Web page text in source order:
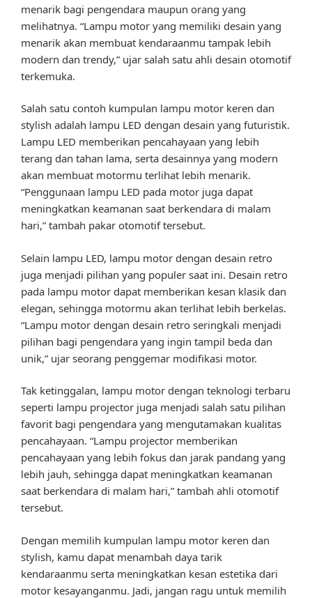
menarik bagi pengendara maupun orang yang
melihatnya. “Lampu motor yang memiliki desain yang
menarik akan membuat kendaraanmu tampak lebih
modern dan trendy,” ujar salah satu ahli desain otomotif
terkemuka.
Salah satu contoh kumpulan lampu motor keren dan
stylish adalah lampu LED dengan desain yang futuristik.
Lampu LED memberikan pencahayaan yang lebih
terang dan tahan lama, serta desainnya yang modern
akan membuat motormu terlihat lebih menarik.
“Penggunaan lampu LED pada motor juga dapat
meningkatkan keamanan saat berkendara di malam
hari,” tambah pakar otomotif tersebut.
Selain lampu LED, lampu motor dengan desain retro
juga menjadi pilihan yang populer saat ini. Desain retro
pada lampu motor dapat memberikan kesan klasik dan
elegan, sehingga motormu akan terlihat lebih berkelas.
“Lampu motor dengan desain retro seringkali menjadi
pilihan bagi pengendara yang ingin tampil beda dan
unik,” ujar seorang penggemar modifikasi motor.
Tak ketinggalan, lampu motor dengan teknologi terbaru
seperti lampu projector juga menjadi salah satu pilihan
favorit bagi pengendara yang mengutamakan kualitas
pencahayaan. “Lampu projector memberikan
pencahayaan yang lebih fokus dan jarak pandang yang
lebih jauh, sehingga dapat meningkatkan keamanan
saat berkendara di malam hari,” tambah ahli otomotif
tersebut.
Dengan memilih kumpulan lampu motor keren dan
stylish, kamu dapat menambah daya tarik
kendaraanmu serta meningkatkan kesan estetika dari
motor kesayanganmu. Jadi, jangan ragu untuk memilih